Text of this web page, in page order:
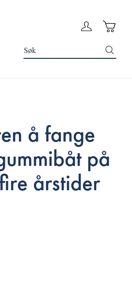
Logg
Søk
å fange
på
årstider